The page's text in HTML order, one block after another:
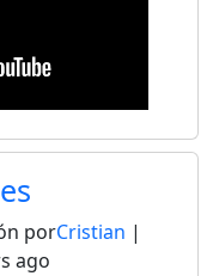
porCristian |
ago